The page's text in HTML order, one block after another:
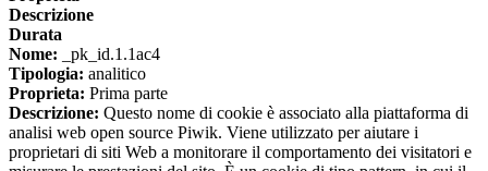
Descrizione
Durata
Nome: _pk_id.1.1ac4
Tipologia: analitico
Proprieta: Prima parte
Descrizione: Questo nome di cookie è associato alla piattaforma di
analisi web open source Piwik. Viene utilizzato per aiutare i
proprietari di siti Web a monitorare il comportamento dei visitatori e